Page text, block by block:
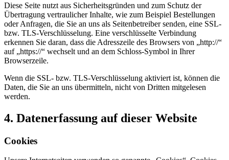
Diese Seite nutzt aus Sicherheitsgründen und zum Schutz der
Übertragung vertraulicher Inhalte, wie zum Beispiel Bestellungen
oder Anfragen, die Sie an uns als Seitenbetreiber senden, eine SSL-
bzw. TLS-Verschlüsselung. Eine verschlüsselte Verbindung
erkennen Sie daran, dass die Adresszeile des Browsers von „http://“
auf „https://“ wechselt und an dem Schloss-Symbol in Ihrer
Browserzeile.
Wenn die SSL- bzw. TLS-Verschlüsselung aktiviert ist, können die
Daten, die Sie an uns übermitteln, nicht von Dritten mitgelesen
werden.
4. Datenerfassung auf dieser Website
Cookies